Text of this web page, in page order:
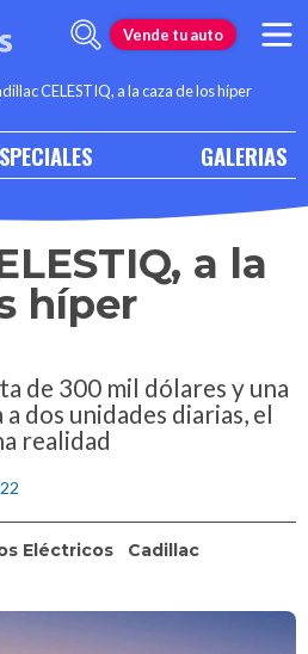
Vende tu auto
CELESTIQ, a la caza de los híper
GALERIAS
a la
híper
de 300 mil dólares y una
dos unidades diarias, el
realidad
Eléctricos
Cadillac